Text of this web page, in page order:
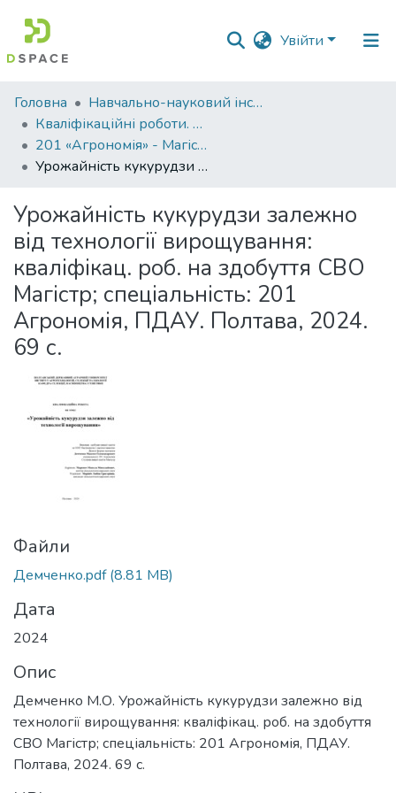
Увійти
Фонди
та
зібрання
Пошук за критеріями
Статистика
Головна
Навчально-науковий інститут агротехнологій, селекції та екології
Кваліфікаційні роботи. ННІ агротехнологій, селекції та екології
201 «Агрономія» - Магістри 2024-2025
Урожайність кукурудзи залежно від технології вирощування: кваліфікац. роб. на здобуття СВО Магістр; спеціальність: 201 Агрономія, ПДАУ. Полтава, 2024. 69 с.
Урожайність кукурудзи залежно
від технології вирощування:
кваліфікац. роб. на здобуття СВО
Магістр; спеціальність: 201
Агрономія, ПДАУ. Полтава, 2024.
69 с.
Файли
Демченко.pdf(8.81 MB)
Дата
2024
Опис
Демченко М.О. Урожайність кукурудзи залежно від
технології вирощування: кваліфікац. роб. на здобуття
СВО Магістр; спеціальність: 201 Агрономія, ПДАУ.
Полтава, 2024. 69 с.